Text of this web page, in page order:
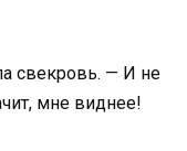
свекровь. — И не
мне виднее!